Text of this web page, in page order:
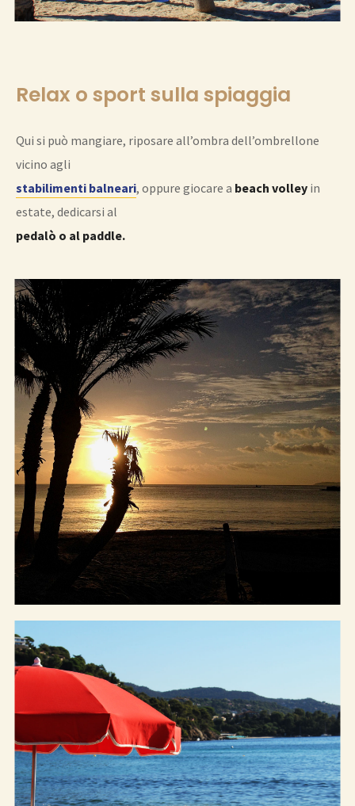
Relax o sport sulla spiaggia
Qui si può mangiare, riposare all’ombra dell’ombrellone
vicino agli
stabilimenti balneari, oppure giocare a beach volley in
estate, dedicarsi al
pedalò o al paddle.